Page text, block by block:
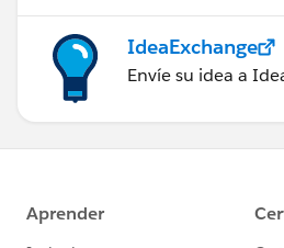
IdeaExchange
Envíe su idea a